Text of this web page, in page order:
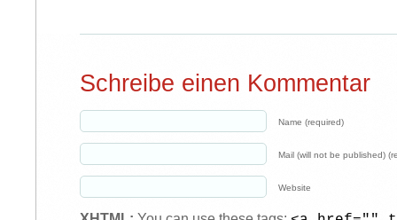
Schreibe einen Kommentar
Name (required)
Mail (will not be published)
Website